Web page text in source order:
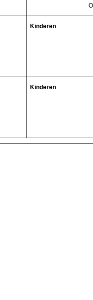
Kinderen
Kinderen